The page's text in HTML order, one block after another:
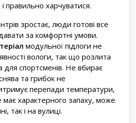
правильно харчуватися.
зростає, люди готові все
за комфортні умови.
модульної підлоги не
вологи, так що розлита
спортсменів. Не вбирає
та грибок не
перепади температури,
характерного запаху, може
так і на вулиці.